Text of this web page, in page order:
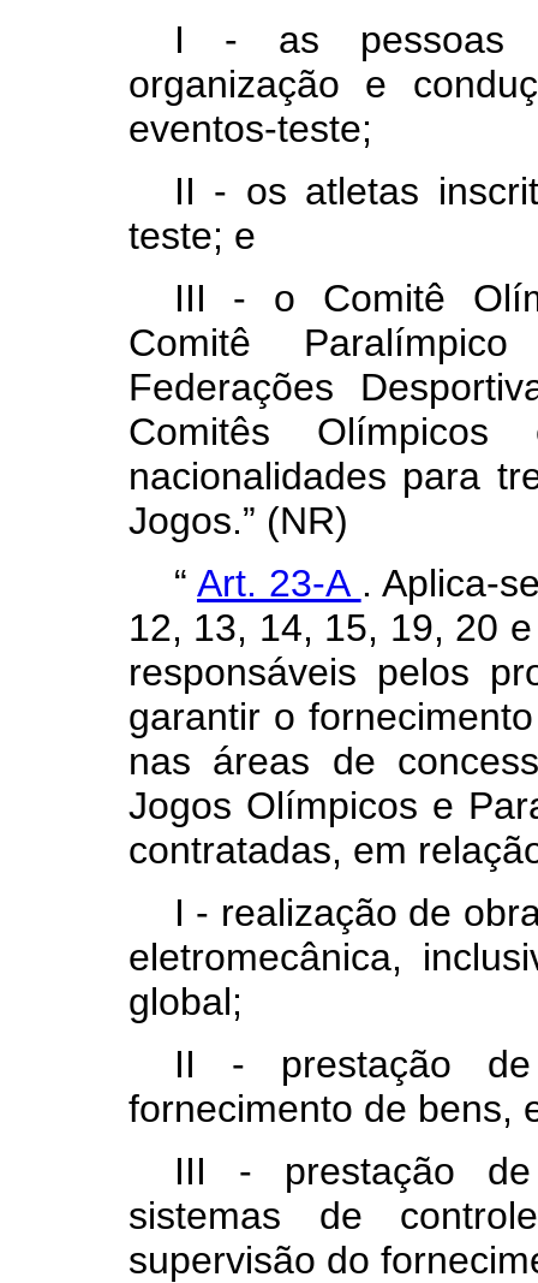
I - as pessoas
organização e
eventos-teste;
II - os atletas
teste; e
III - o Comitê
Comitê
Federações
Comitês
nacionalidades para
Jogos.” (NR)
“Art. 23-A . Aplica-
12, 13, 14, 15, 19, 20
responsáveis pelos
garantir o
nas áreas de
Jogos Olímpicos e
contratadas, em
I - realização de
eletromecânica,
global;
II - prestação
fornecimento de bens,
III - prestação
sistemas de
supervisão do